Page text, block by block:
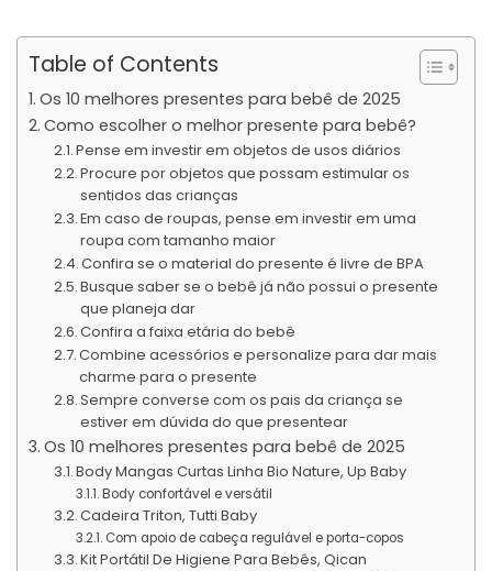
Table of Contents
Os 10 melhores presentes para bebê de 2025
Como escolher o melhor presente para bebê?
Pense em investir em objetos de usos diários
Procure por objetos que possam estimular os
sentidos das crianças
Em caso de roupas, pense em investir em uma
roupa com tamanho maior
Confira se o material do presente é livre de BPA
Busque saber se o bebê já não possui o presente
que planeja dar
Confira a faixa etária do bebê
Combine acessórios e personalize para dar mais
charme para o presente
Sempre converse com os pais da criança se
estiver em dúvida do que presentear
Os 10 melhores presentes para bebê de 2025
Body Mangas Curtas Linha Bio Nature, Up Baby
Body confortável e versátil
Cadeira Triton, Tutti Baby
Com apoio de cabeça regulável e porta-copos
Kit Portátil De Higiene Para Bebês, Qican